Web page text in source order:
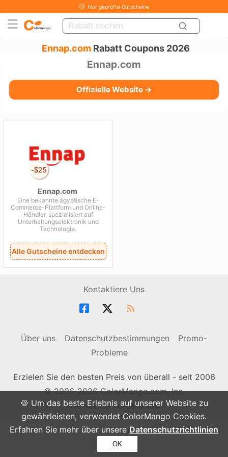
🍪 Um das beste Erlebnis auf unserer Website zu
gewährleisten, verwendet ColorMango Cookies.
Erfahren Sie mehr über unsere Datenschutzrichtlinien
OK
Nur geprüfte Gutscheine
Ennap.comRabatt Coupons 2026
Ennap.com
Offizielle Website →
Ennap.com
Eine bekannte ägyptische E-
Commerce-Plattform und Online-
Händler, spezialisiert auf
Unterhaltungselektronik und
Technologie.
Alle Gutscheine entdecken
Kontaktiere Uns
Über uns Datenschutzbestimmungen
Promo-
Probleme
Erzielen Sie den besten Preis von überall - seit 2006
© 2006-2026 ColorMango.com, Inc.
Alle Rechte vorbehalten.